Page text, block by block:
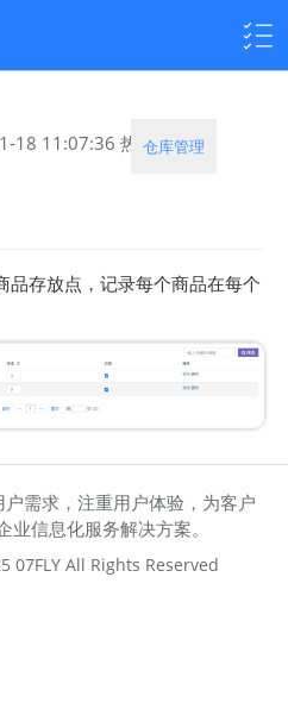
18 11:07:36 热度：1891
品存放点，记录每个商品在每个
仓库管理
需求，注重用户体验，为客户
信息化服务解决方案。
07FLY All Rights Reserved